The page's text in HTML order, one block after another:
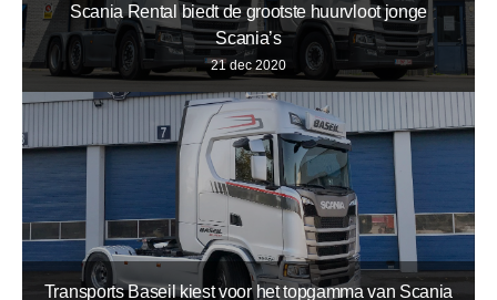
Scania Rental biedt de grootste huurvloot jonge
Scania’s
21 dec 2020
Transports Baseil kiest voor het topgamma van Scania